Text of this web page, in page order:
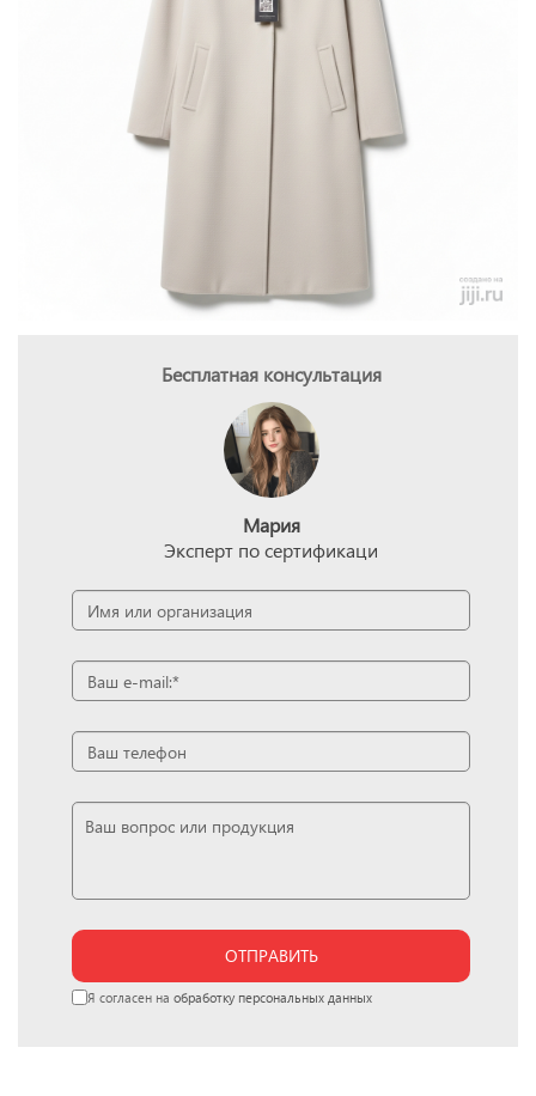
Бесплатная консультация
Мария
Эксперт по сертификаци
ОТПРАВИТЬ
Я согласен на обработку персональных данных